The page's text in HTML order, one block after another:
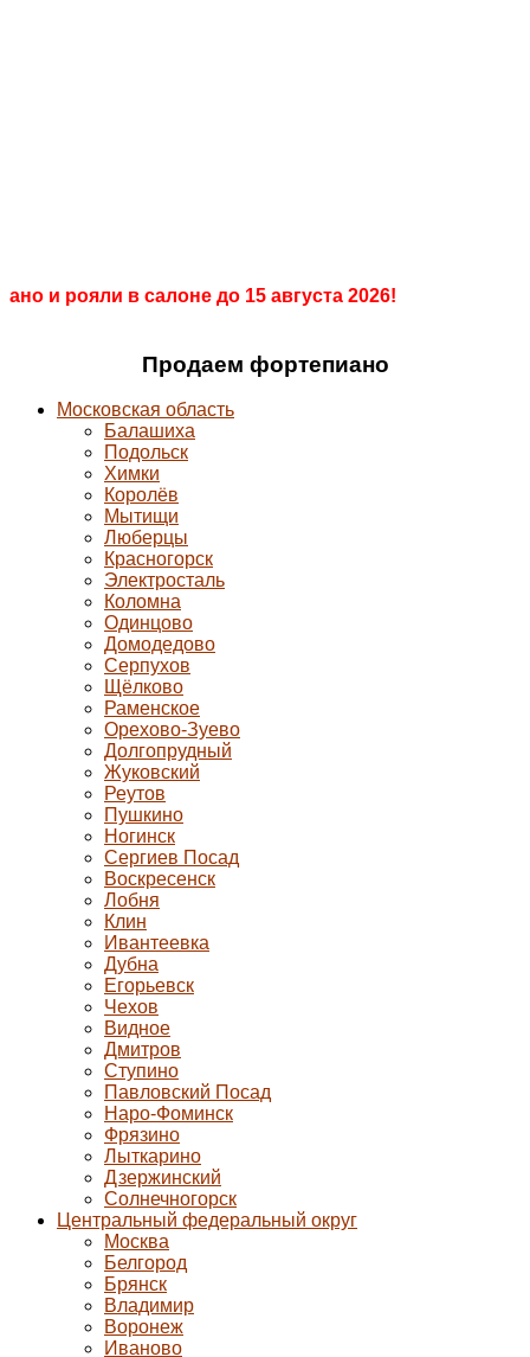
и рояли в салоне до 15 августа 2026!
Продаем фортепиано
Московская область
Балашиха
Подольск
Химки
Королёв
Мытищи
Люберцы
Красногорск
Электросталь
Коломна
Одинцово
Домодедово
Серпухов
Щёлково
Раменское
Орехово-Зуево
Долгопрудный
Жуковский
Реутов
Пушкино
Ногинск
Сергиев Посад
Воскресенск
Лобня
Клин
Ивантеевка
Дубна
Егорьевск
Чехов
Видное
Дмитров
Ступино
Павловский Посад
Наро-Фоминск
Фрязино
Лыткарино
Дзержинский
Солнечногорск
Центральный федеральный округ
Москва
Белгород
Брянск
Владимир
Воронеж
Иваново